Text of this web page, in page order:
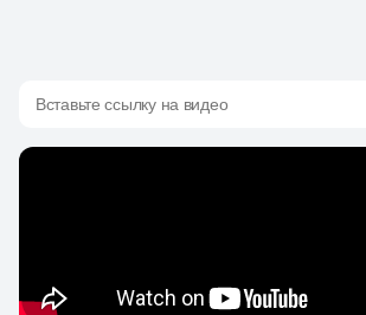
Вставьте ссылку на видео